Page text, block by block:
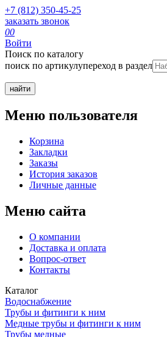
+7 (812) 350-45-25
заказать звонок
00
Войти
Поиск по каталогу
поиск по артикулупереход в раздел
Меню пользователя
Корзина
Закладки
Заказы
История заказов
Личные данные
Меню сайта
О компании
Доставка и оплата
Вопрос-ответ
Контакты
Каталог
Водоснабжение
Трубы и фитинги к ним
Медные трубы и фитинги к ним
Трубы медные